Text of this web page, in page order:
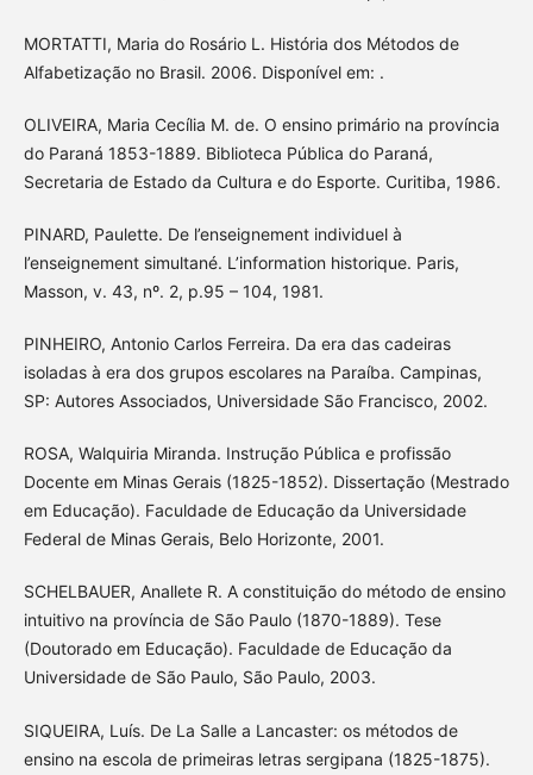
MORTATTI, Maria do Rosário L. História dos Métodos de
Alfabetização no Brasil. 2006. Disponível em: .
OLIVEIRA, Maria Cecília M. de. O ensino primário na província
do Paraná 1853-1889. Biblioteca Pública do Paraná,
Secretaria de Estado da Cultura e do Esporte. Curitiba, 1986.
PINARD, Paulette. De l’enseignement individuel à
l’enseignement simultané. L’information historique. Paris,
Masson, v. 43, nº. 2, p.95 – 104, 1981.
PINHEIRO, Antonio Carlos Ferreira. Da era das cadeiras
isoladas à era dos grupos escolares na Paraíba. Campinas,
SP: Autores Associados, Universidade São Francisco, 2002.
ROSA, Walquiria Miranda. Instrução Pública e profissão
Docente em Minas Gerais (1825-1852). Dissertação (Mestrado
em Educação). Faculdade de Educação da Universidade
Federal de Minas Gerais, Belo Horizonte, 2001.
SCHELBAUER, Anallete R. A constituição do método de ensino
intuitivo na província de São Paulo (1870-1889). Tese
(Doutorado em Educação). Faculdade de Educação da
Universidade de São Paulo, São Paulo, 2003.
SIQUEIRA, Luís. De La Salle a Lancaster: os métodos de
ensino na escola de primeiras letras sergipana (1825-1875).